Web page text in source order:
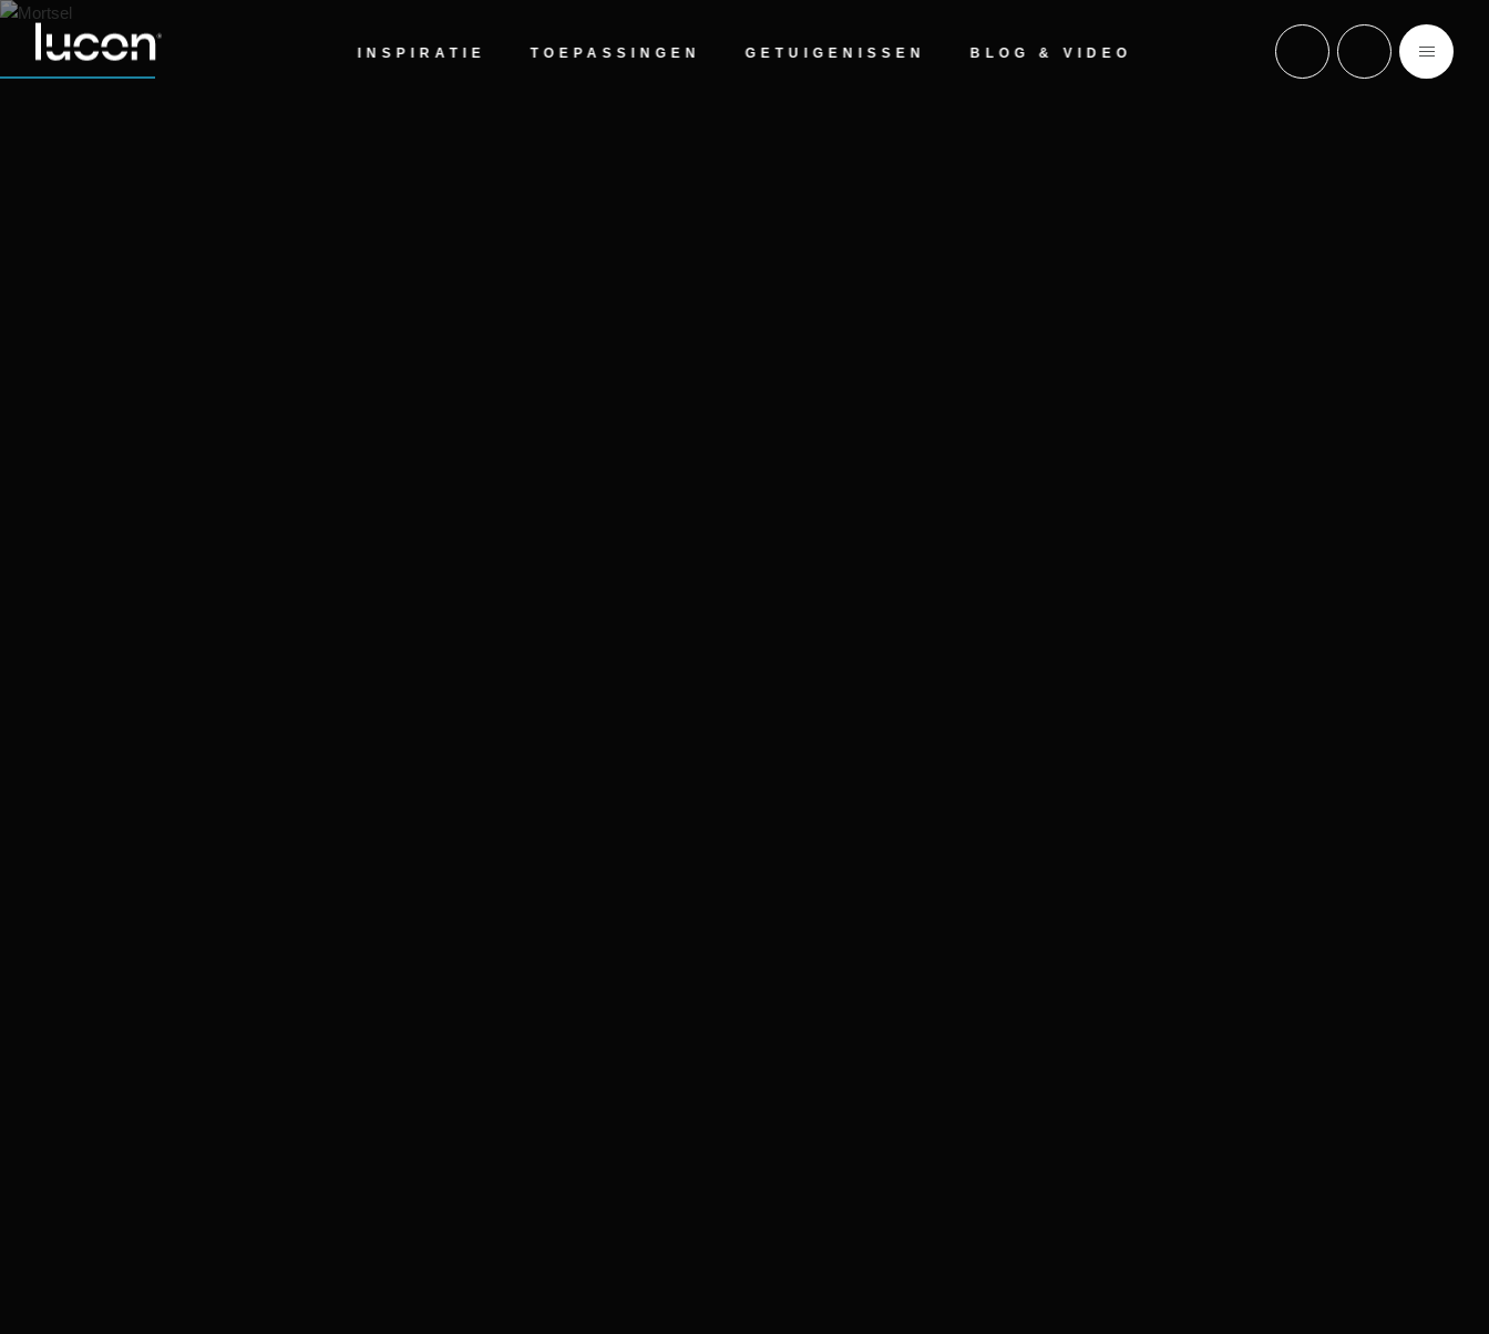
INSPIRATIE TOEPASSINGEN GETUIGENISSEN BLOG & VIDEO
5.0 Gebaseerd op 125 beoordelingen